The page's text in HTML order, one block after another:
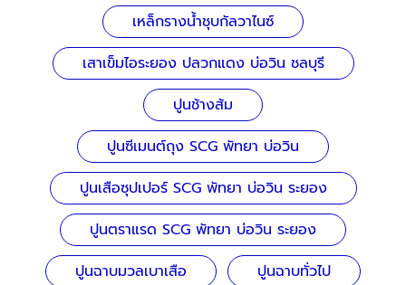
เหล็กรางน้ำชุบกัลวาไนซ์
เสาเข็มไอระยอง ปลวกแดง บ่อวิน ชลบุรี
ปูนช้างส้ม
ปูนซีเมนต์ถุง SCG พัทยา บ่อวิน
ปูนเสือซุปเปอร์ SCG พัทยา บ่อวิน ระยอง
ปูนตราแรด SCG พัทยา บ่อวิน ระยอง
ปูนฉาบมวลเบาเสือ
ปูนฉาบทั่วไป